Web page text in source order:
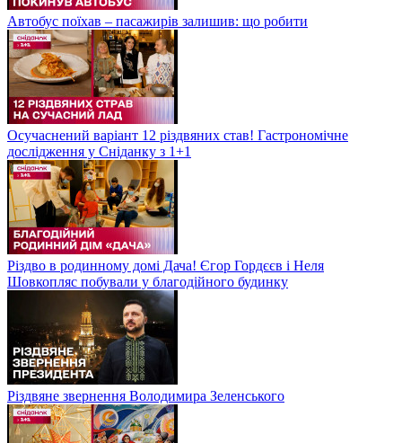
Автобус поїхав – пасажирів залишив: що робити
Осучаснений варіант 12 різдвяних став! Гастрономічне
дослідження у Сніданку з 1+1
Різдво в родинному домі Дача! Єгор Гордєєв і Неля
Шовкопляс побували у благодійного будинку
Різдвяне звернення Володимира Зеленського